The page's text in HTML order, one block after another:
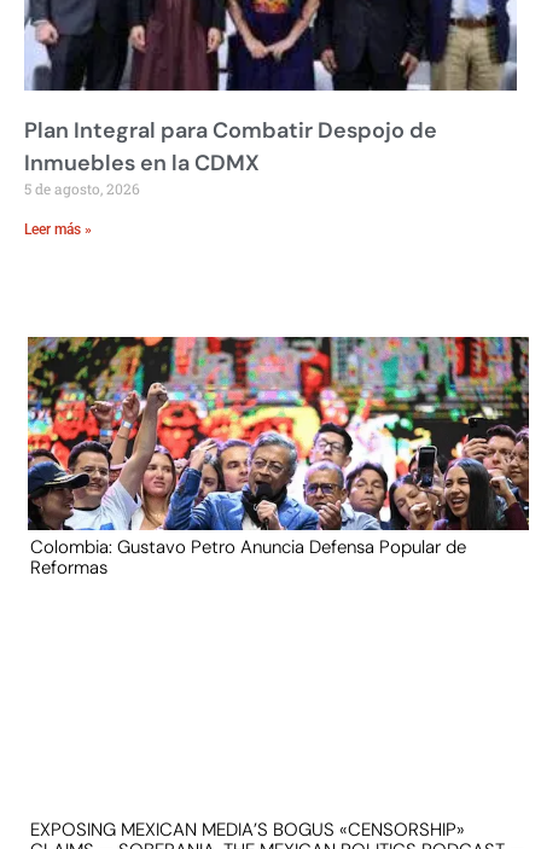
Plan Integral para Combatir Despojo de
Inmuebles en la CDMX
5 de agosto, 2026
Leer más »
Colombia: Gustavo Petro Anuncia Defensa Popular de
Reformas
EXPOSING MEXICAN MEDIA’S BOGUS «CENSORSHIP»